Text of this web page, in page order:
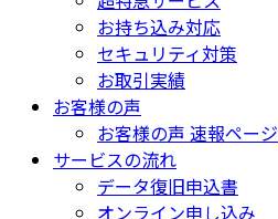
お持ち込み対応
セキュリティ対策
お取引実績
お客様の声
お客様の声 速報ページ
サービスの流れ
データ復旧申込書
オンライン申し込み